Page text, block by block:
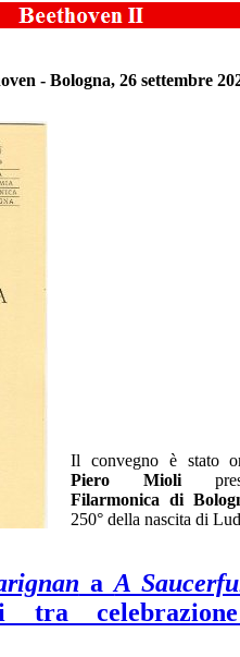
- Bologna, 26 settembre
Il convegno è stato
Piero Mioli
Filarmonica di
250° della nascita di
aA
tra